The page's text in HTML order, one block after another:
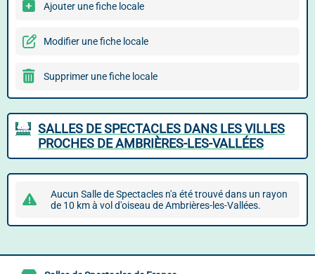
Ajouter une fiche locale
Modifier une fiche locale
Supprimer une fiche locale
SALLES DE SPECTACLES DANS LES VILLES
PROCHES DE AMBRIÈRES-LES-VALLÉES
Aucun Salle de Spectacles n'a été trouvé dans un rayon
de 10 km à vol d'oiseau de Ambrières-les-Vallées.